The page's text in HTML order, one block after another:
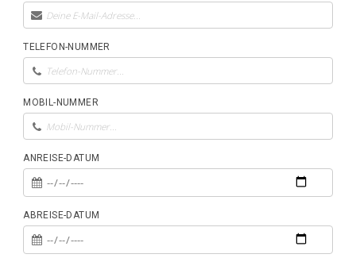
TELEFON-NUMMER
MOBIL-NUMMER
ANREISE-DATUM
ABREISE-DATUM